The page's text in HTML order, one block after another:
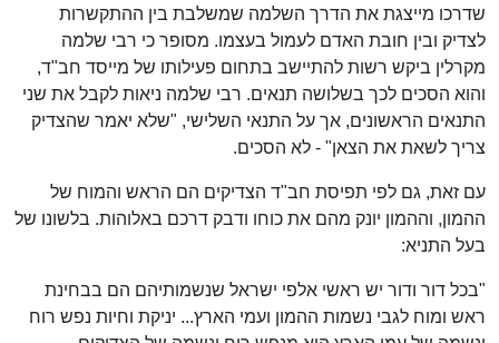
שדרכו מייצגת את הדרך השלמה שמשלבת בין ההתקשרות
לצדיק ובין חובת האדם לעמול בעצמו. מסופר כי רבי שלמה
מקרלין ביקש רשות להתיישב בתחום פעילותו של מייסד חב"ד,
והוא הסכים לכך בשלושה תנאים. רבי שלמה ניאות לקבל את שני
התנאים הראשונים, אך על התנאי השלישי, "שלא יאמר שהצדיק
צריך לשאת את הצאן" - לא הסכים.
עם זאת, גם לפי תפיסת חב"ד הצדיקים הם הראש והמוח של
ההמון, וההמון יונק מהם את כוחו ודבק דרכם באלוהות. בלשונו של
בעל התניא:
"בכל דור ודור יש ראשי אלפי ישראל שנשמותיהם הם בבחינת
ראש ומוח לגבי נשמות ההמון ועמי הארץ... יניקת וחיות נפש רוח